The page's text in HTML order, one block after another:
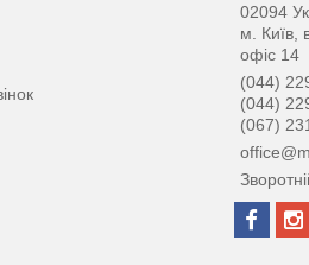
02094
м. Київ,
офіс 14
(044)
(044)
(067)